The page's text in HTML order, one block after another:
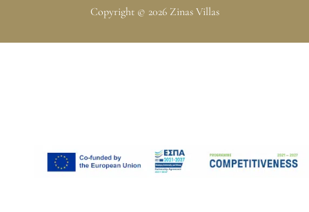
Copyright © 2026 Zinas Villas